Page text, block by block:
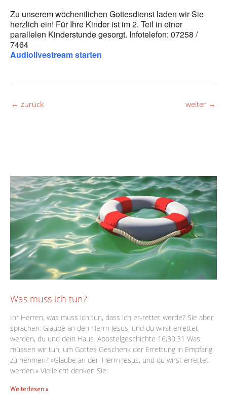
Zu unserem wöchentlichen Gottesdienst laden wir Sie
herzlich ein! Für Ihre Kinder ist im 2. Teil in einer
parallelen Kinderstunde gesorgt. Infotelefon: 07258 /
7464
Audiolivestream starten
← zurück weiter →
Was muss ich tun?
Ihr Herren, was muss ich tun, dass ich er-rettet werde? Sie aber
sprachen: Glaube an den Herrn Jesus, und du wirst errettet
werden, du und dein Haus. Apostelgeschichte 16,30.31 Was
müssen wir tun, um Gottes Geschenk der Errettung in Empfang
zu nehmen? »Glaube an den Herrn Jesus, und du wirst errettet
werden.« Vielleicht denken Sie:
Weiterlesen »